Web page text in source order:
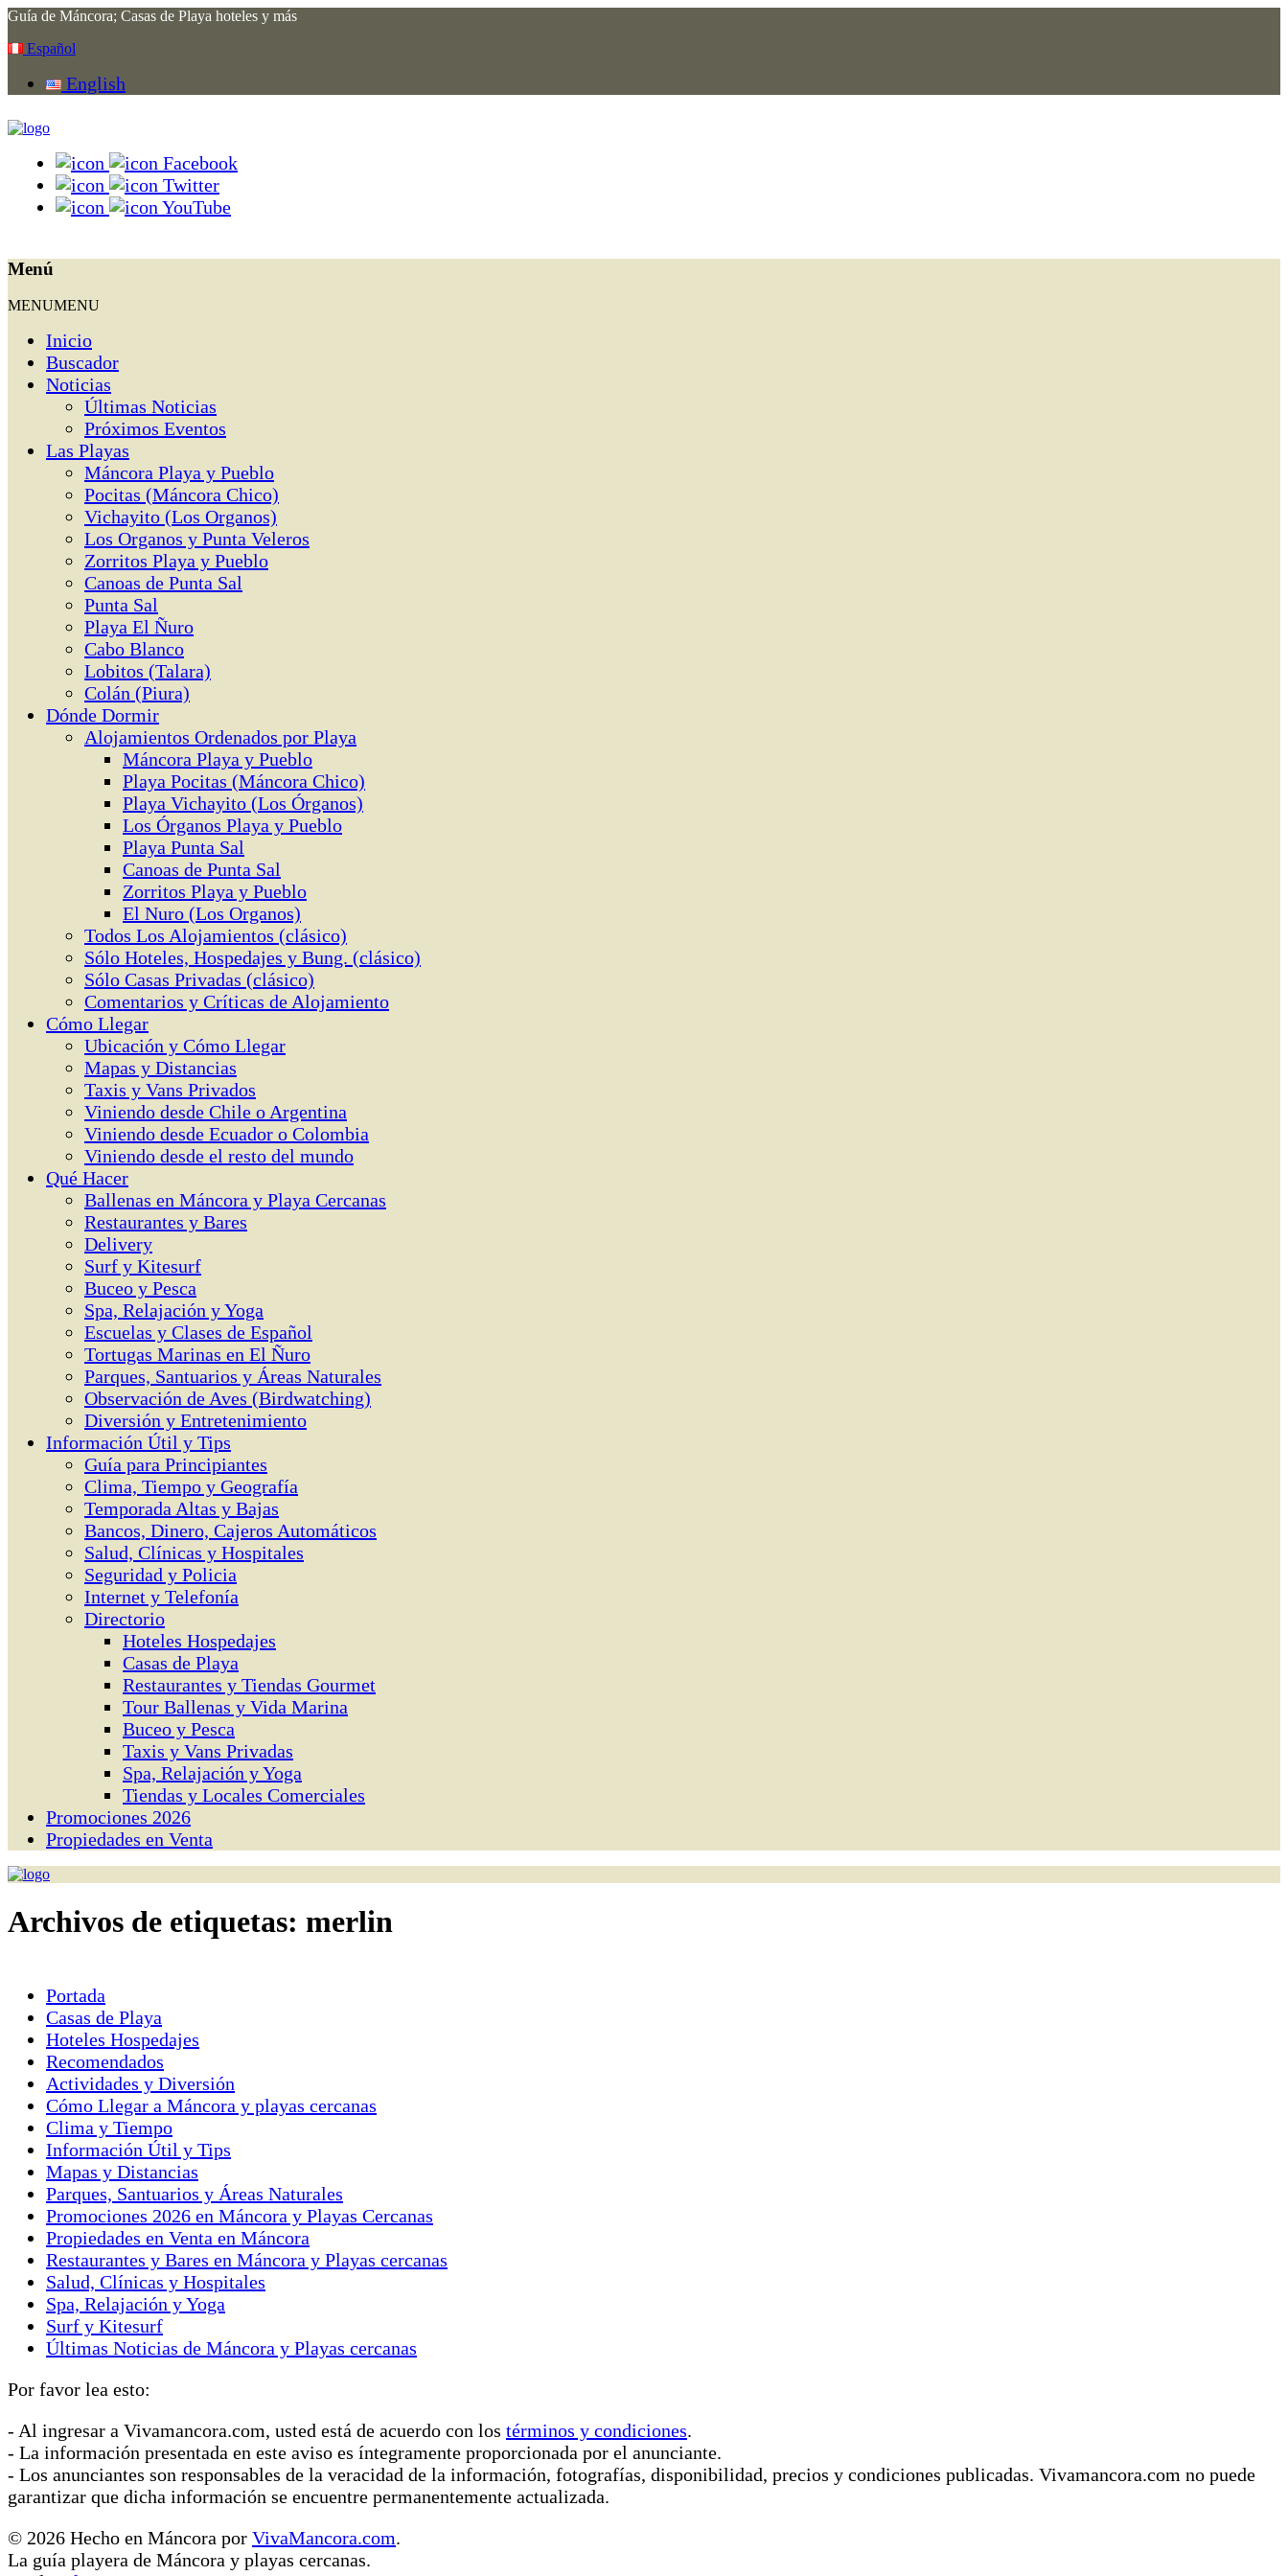
Guía de Máncora; Casas de Playa hoteles y más
Español
English
Facebook
Twitter
YouTube
Menú
MENUMENU
Inicio
Buscador
Noticias
Últimas Noticias
Próximos Eventos
Las Playas
Máncora Playa y Pueblo
Pocitas (Máncora Chico)
Vichayito (Los Organos)
Los Organos y Punta Veleros
Zorritos Playa y Pueblo
Canoas de Punta Sal
Punta Sal
Playa El Ñuro
Cabo Blanco
Lobitos (Talara)
Colán (Piura)
Dónde Dormir
Alojamientos Ordenados por Playa
Máncora Playa y Pueblo
Playa Pocitas (Máncora Chico)
Playa Vichayito (Los Órganos)
Los Órganos Playa y Pueblo
Playa Punta Sal
Canoas de Punta Sal
Zorritos Playa y Pueblo
El Nuro (Los Organos)
Todos Los Alojamientos (clásico)
Sólo Hoteles, Hospedajes y Bung. (clásico)
Sólo Casas Privadas (clásico)
Comentarios y Críticas de Alojamiento
Cómo Llegar
Ubicación y Cómo Llegar
Mapas y Distancias
Taxis y Vans Privados
Viniendo desde Chile o Argentina
Viniendo desde Ecuador o Colombia
Viniendo desde el resto del mundo
Qué Hacer
Ballenas en Máncora y Playa Cercanas
Restaurantes y Bares
Delivery
Surf y Kitesurf
Buceo y Pesca
Spa, Relajación y Yoga
Escuelas y Clases de Español
Tortugas Marinas en El Ñuro
Parques, Santuarios y Áreas Naturales
Observación de Aves (Birdwatching)
Diversión y Entretenimiento
Información Útil y Tips
Guía para Principiantes
Clima, Tiempo y Geografía
Temporada Altas y Bajas
Bancos, Dinero, Cajeros Automáticos
Salud, Clínicas y Hospitales
Seguridad y Policia
Internet y Telefonía
Directorio
Hoteles Hospedajes
Casas de Playa
Restaurantes y Tiendas Gourmet
Tour Ballenas y Vida Marina
Buceo y Pesca
Taxis y Vans Privadas
Spa, Relajación y Yoga
Tiendas y Locales Comerciales
Promociones 2026
Propiedades en Venta
Archivos de etiquetas: merlin
Portada
Casas de Playa
Hoteles Hospedajes
Recomendados
Actividades y Diversión
Cómo Llegar a Máncora y playas cercanas
Clima y Tiempo
Información Útil y Tips
Mapas y Distancias
Parques, Santuarios y Áreas Naturales
Promociones 2026 en Máncora y Playas Cercanas
Propiedades en Venta en Máncora
Restaurantes y Bares en Máncora y Playas cercanas
Salud, Clínicas y Hospitales
Spa, Relajación y Yoga
Surf y Kitesurf
Últimas Noticias de Máncora y Playas cercanas
Por favor lea esto:
- Al ingresar a Vivamancora.com, usted está de acuerdo con los términos y condiciones.
- La información presentada en este aviso es íntegramente proporcionada por el anunciante.
- Los anunciantes son responsables de la veracidad de la información, fotografías, disponibilidad, precios y condiciones publicadas. Vivamancora.com no puede
garantizar que dicha información se encuentre permanentemente actualizada.
© 2026 Hecho en Máncora por VivaMancora.com.
La guía playera de Máncora y playas cercanas.